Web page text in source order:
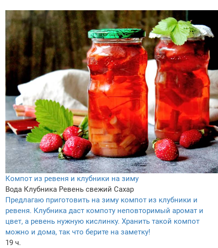
Компот из ревеня и клубники на зиму
Вода Клубника Ревень свежий Сахар
Предлагаю приготовить на зиму компот из клубники и
ревеня. Клубника даст компоту неповторимый аромат и
цвет, а ревень нужную кислинку. Хранить такой компот
можно и дома, так что берите на заметку!
19 ч.